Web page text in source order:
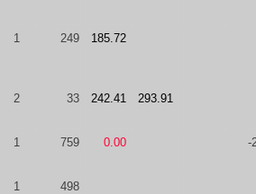
1 249 185.72
2 33 242.41 293.91
1 759 0.00 -
1 498